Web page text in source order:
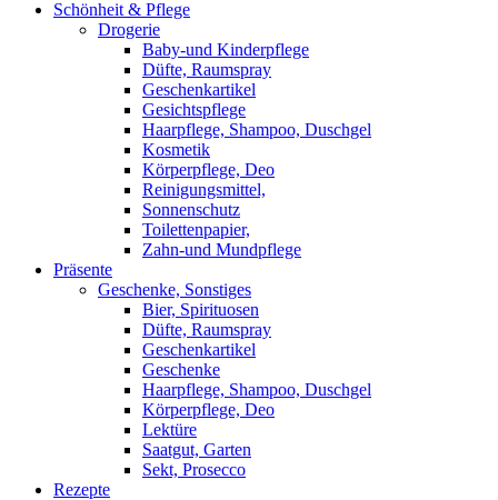
Schönheit & Pflege
Drogerie
Baby-und Kinderpflege
Düfte, Raumspray
Geschenkartikel
Gesichtspflege
Haarpflege, Shampoo, Duschgel
Kosmetik
Körperpflege, Deo
Reinigungsmittel,
Sonnenschutz
Toilettenpapier,
Zahn-und Mundpflege
Präsente
Geschenke, Sonstiges
Bier, Spirituosen
Düfte, Raumspray
Geschenkartikel
Geschenke
Haarpflege, Shampoo, Duschgel
Körperpflege, Deo
Lektüre
Saatgut, Garten
Sekt, Prosecco
Rezepte